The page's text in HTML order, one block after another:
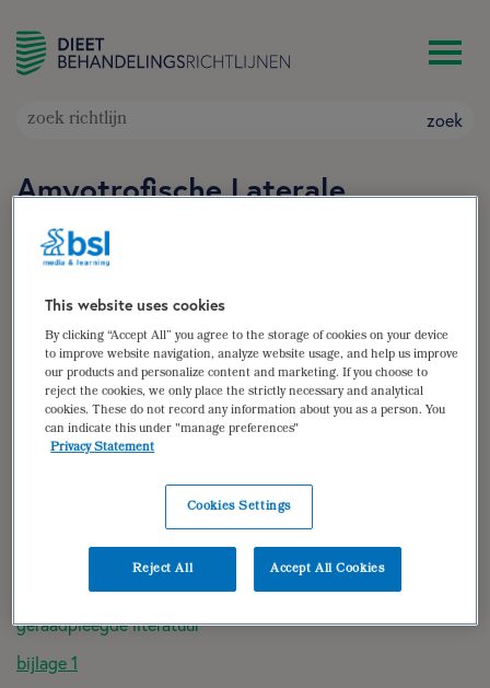
zoek
Amyotrofische Laterale
Sclerose (ALS)
Doelgroep: Patiënten met ALS (en Progressieve
Auteur(s):Coby Wijnen,Dea Schröder-van den
Nieuwendijk
zoek
samenvatting
dieetbehandelplan
verantwoording
geraadpleegde literatuur
bijlage 1
This website uses cookies
By clicking “Accept All” you agree to the storage of cookies on your device
to improve website navigation, analyze website usage, and help us improve
our products and personalize content and marketing. If you choose to
reject the cookies, we only place the strictly necessary and analytical
cookies. These do not record any information about you as a person. You
can indicate this under "manage preferences"
Privacy Statement
Cookies Settings
Reject All Accept All Cookies